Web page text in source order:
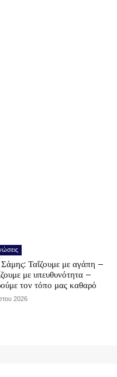
Ταΐζουμε με αγάπη –
με υπευθυνότητα –
τον τόπο μας καθαρό
2026